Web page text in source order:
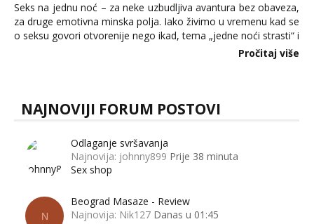
Seks na jednu noć – za neke uzbudljiva avantura bez obaveza,
za druge emotivna minska polja. Iako živimo u vremenu kad se
o seksu govori otvorenije nego ikad, tema „jedne noći strasti“ i
dalje izaziva burne rasprave. Što zapravo misle žene, a što
Pročitaj više
NAJNOVIJI FORUM POSTOVI
Odlaganje svršavanja
Najnovija: johnny899 Prije 38 minuta
Sex shop
N
Beograd Masaze - Review
Najnovija: Nik127 Danas u 01:45